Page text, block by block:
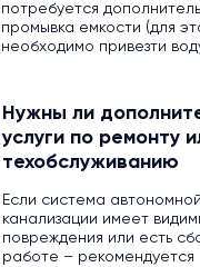
потребуется
промывка емкости (для
необходимо привезти
Нужны ли
услуги по ремонту
техобслуживанию
Если система автономной
канализации имеет
повреждения или есть
работе – рекомендуется